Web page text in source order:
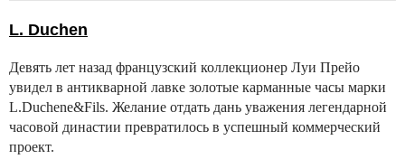
L. Duchen
Девять лет назад французский коллекционер Луи Прейо
увидел в антикварной лавке золотые карманные часы марки
L.Duchene&Fils. Желание отдать дань уважения легендарной
часовой династии превратилось в успешный коммерческий
проект.